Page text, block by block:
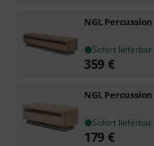
NGL Percussion
Sofort lieferbar
359 €
NGL Percussion
Sofort lieferbar
179 €